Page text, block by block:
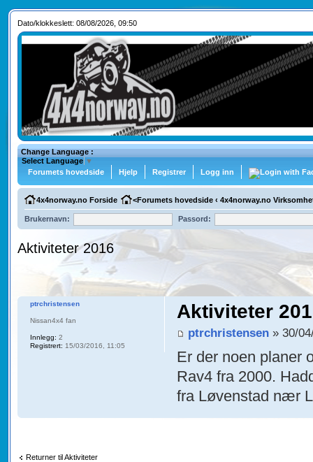
Dato/klokkeslett: 08/08/2026, 09:50
Change Language :
Select Language ▼
Forumets hovedside
Hjelp Registrer Logg inn
4x4norway.no Forside <Forumets hovedside ‹ 4x4norway.no
Brukernavn: Passord:
Aktiviteter 2016
Aktiviteter
ptrchristensen » 30/
Er der noen planer
Rav4 fra 2000.
fra Løvenstad nær
ptrchristensen
Nissan4x4 fan
Innlegg: 2
Registrert: 15/03/2016, 11:05
Returner til Aktiviteter